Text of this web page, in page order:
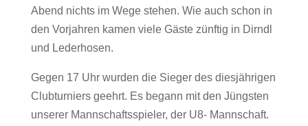
Abend nichts im Wege stehen. Wie auch schon in
den Vorjahren kamen viele Gäste zünftig in Dirndl
und Lederhosen.
Gegen 17 Uhr wurden die Sieger des diesjährigen
Clubturniers geehrt. Es begann mit den Jüngsten
unserer Mannschaftsspieler, der U8- Mannschaft.